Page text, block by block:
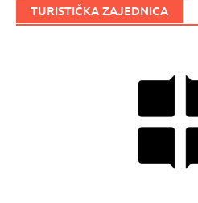
TURISTIČKA ZAJEDNICA